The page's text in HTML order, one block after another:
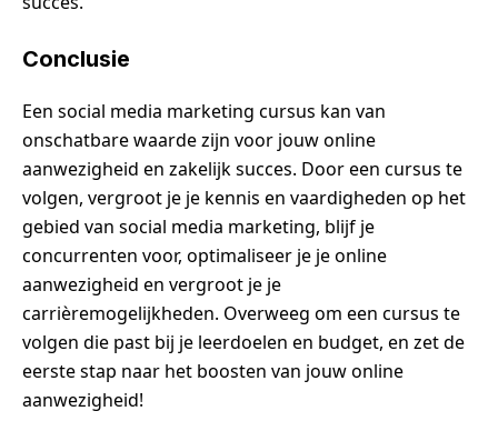
Conclusie
Een social media marketing cursus kan van
onschatbare waarde zijn voor jouw online
aanwezigheid en zakelijk succes. Door een cursus te
volgen, vergroot je je kennis en vaardigheden op het
gebied van social media marketing, blijf je
concurrenten voor, optimaliseer je je online
aanwezigheid en vergroot je je
carrièremogelijkheden. Overweeg om een cursus te
volgen die past bij je leerdoelen en budget, en zet de
eerste stap naar het boosten van jouw online
aanwezigheid!